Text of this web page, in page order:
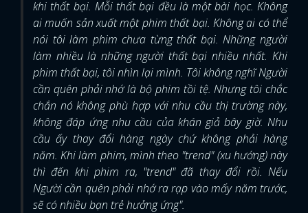
khi thất bại. Mỗi thất bại đều là một bài học. Không
ai muốn sản xuất một phim thất bại. Không ai có thể
nói tôi làm phim chưa từng thất bại. Những người
làm nhiều là những người thất bại nhiều nhất. Khi
phim thất bại, tôi nhìn lại mình. Tôi không nghĩ Người
cần quên phải nhớ là bộ phim tồi tệ. Nhưng tôi chắc
chắn nó không phù hợp với nhu cầu thị trường này,
không đáp ứng nhu cầu của khán giả bây giờ. Nhu
cầu ấy thay đổi hàng ngày chứ không phải hàng
năm. Khi làm phim, mình theo "trend" (xu hướng) này
thì đến khi phim ra, "trend" đã thay đổi rồi. Nếu
Người cần quên phải nhớ ra rạp vào mấy năm trước,
sẽ có nhiều bạn trẻ hưởng ứng".